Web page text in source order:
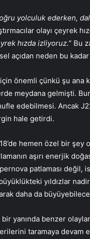
yolculuk ederken,
olayı çeyrek
hızda izliyoruz.” Bu
açıdan neden bu
önemli çünkü şu ana
meydana gelmişti.
edebilmesi. Ancak
hale getirdi.
hemen özel bir şey
aşırı enerjik
patlaması değil,
yıldızlar
daha da
yanında benzer
taramaya devam